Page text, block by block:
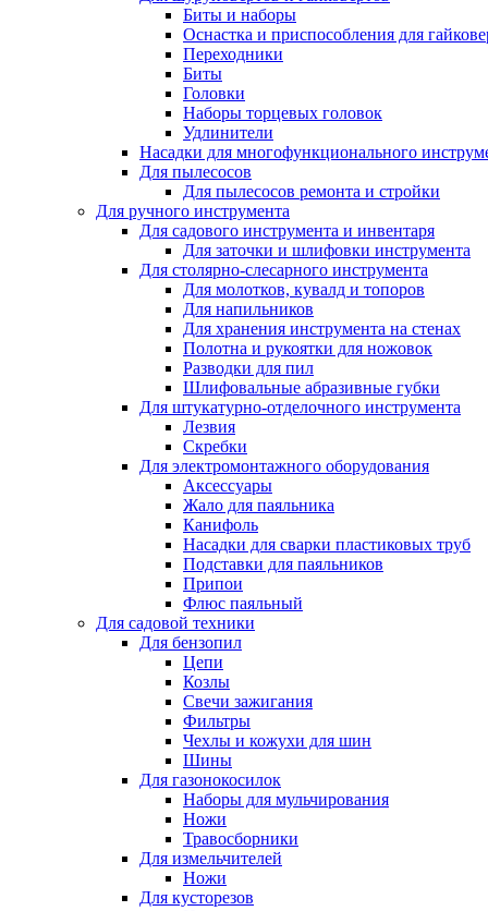
Биты и наборы
Оснастка и приспособления для
Переходники
Биты
Головки
Наборы торцевых головок
Удлинители
Насадки для многофункционального
Для пылесосов
Для пылесосов ремонта и стройки
Для ручного инструмента
Для садового инструмента и инвентаря
Для заточки и шлифовки инструмента
Для столярно-слесарного инструмента
Для молотков, кувалд и топоров
Для напильников
Для хранения инструмента на стенах
Полотна и рукоятки для ножовок
Разводки для пил
Шлифовальные абразивные губки
Для штукатурно-отделочного инструмента
Лезвия
Скребки
Для электромонтажного оборудования
Аксессуары
Жало для паяльника
Канифоль
Насадки для сварки пластиковых труб
Подставки для паяльников
Припои
Флюс паяльный
Для садовой техники
Для бензопил
Цепи
Козлы
Свечи зажигания
Фильтры
Чехлы и кожухи для шин
Шины
Для газонокосилок
Наборы для мульчирования
Ножи
Травосборники
Для измельчителей
Ножи
Для кусторезов